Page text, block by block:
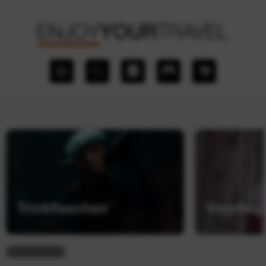
Trinkflaschen